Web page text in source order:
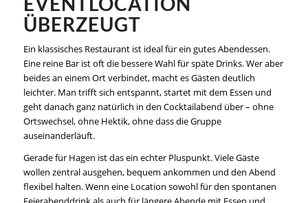
ÜBERZEUGT
Ein klassisches Restaurant ist ideal für ein gutes Abendessen.
Eine reine Bar ist oft die bessere Wahl für späte Drinks. Wer aber
beides an einem Ort verbindet, macht es Gästen deutlich
leichter. Man trifft sich entspannt, startet mit dem Essen und
geht danach ganz natürlich in den Cocktailabend über – ohne
Ortswechsel, ohne Hektik, ohne dass die Gruppe
auseinanderläuft.
Gerade für Hagen ist das ein echter Pluspunkt. Viele Gäste
wollen zentral ausgehen, bequem ankommen und den Abend
flexibel halten. Wenn eine Location sowohl für den spontanen